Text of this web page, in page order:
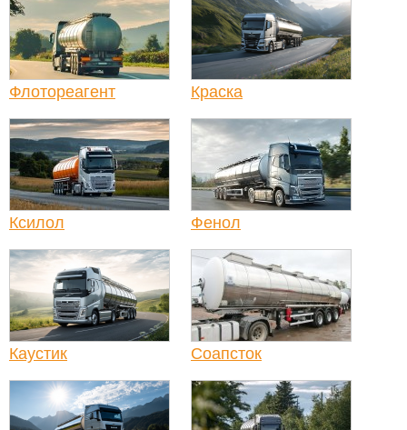
Флотореагент Краска
Ксилол Фенол
Каустик Соапсток